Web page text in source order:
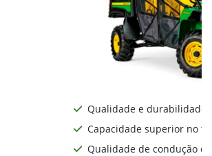
Qualidade e durabilidade;
Capacidade superior no
Qualidade de condução o